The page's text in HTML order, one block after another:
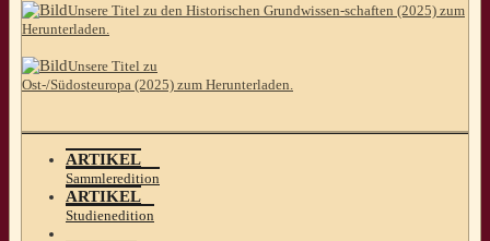
Unsere Titel zu den Historischen Grundwissen-schaften (2025) zum
Herunterladen.
Unsere Titel zu
Ost-/Südosteuropa (2025) zum Herunterladen.
ARTIKEL
Sammleredition
ARTIKEL
Studienedition